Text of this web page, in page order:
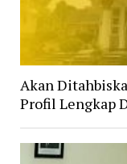
Akan
Profil Lengkap